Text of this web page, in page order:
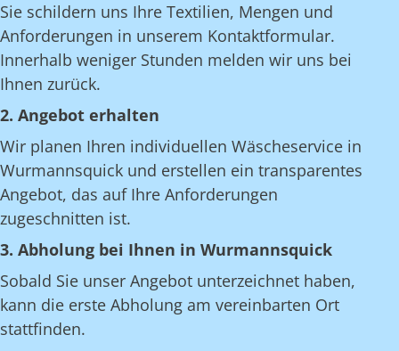
Sie schildern uns Ihre Textilien, Mengen und
Anforderungen in unserem Kontaktformular.
Innerhalb weniger Stunden melden wir uns bei
Ihnen zurück.
2. Angebot erhalten
Wir planen Ihren individuellen Wäscheservice in
Wurmannsquick und erstellen ein transparentes
Angebot, das auf Ihre Anforderungen
zugeschnitten ist.
3. Abholung bei Ihnen in Wurmannsquick
Sobald Sie unser Angebot unterzeichnet haben,
kann die erste Abholung am vereinbarten Ort
stattfinden.